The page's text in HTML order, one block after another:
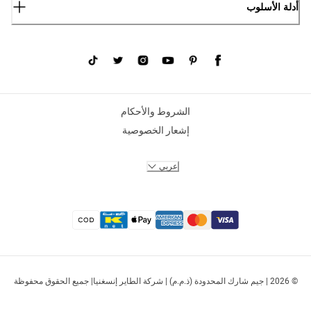
أدلة الأسلوب
© 2026 | جيم شارك المحدودة (ذ.م.م) | شركة الطاير إنسغنيا| جميع الحقوق محفوظة
الشروط والأحكام
إشعار الخصوصية
عربي